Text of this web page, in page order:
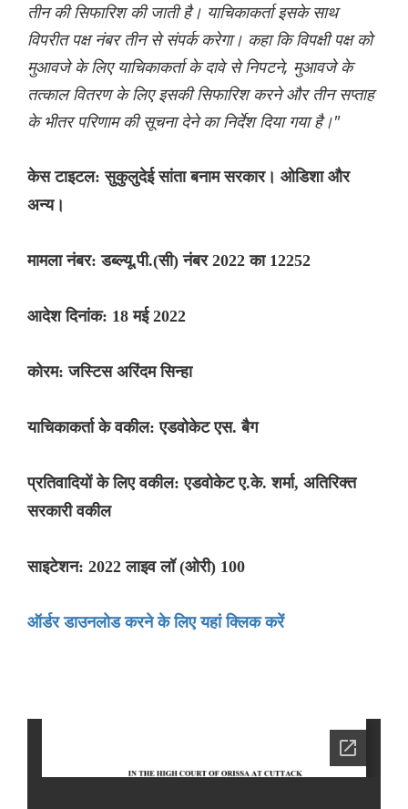
तीन की सिफारिश की जाती है। याचिकाकर्ता इसके साथ
विपरीत पक्ष नंबर तीन से संपर्क करेगा। कहा कि विपक्षी पक्ष को
मुआवजे के लिए याचिकाकर्ता के दावे से निपटने, मुआवजे के
तत्काल वितरण के लिए इसकी सिफारिश करने और तीन सप्ताह
के भीतर परिणाम की सूचना देने का निर्देश दिया गया है।"
केस टाइटल: सुकुलुदेई सांता बनाम सरकार। ओडिशा और
अन्य।
मामला नंबर: डब्ल्यू.पी.(सी) नंबर 2022 का 12252
आदेश दिनांक: 18 मई 2022
कोरम: जस्टिस अरिंदम सिन्हा
याचिकाकर्ता के वकील: एडवोकेट एस. बैग
प्रतिवादियों के लिए वकील: एडवोकेट ए.के. शर्मा, अतिरिक्त
सरकारी वकील
साइटेशन: 2022 लाइव लॉ (ओरी) 100
ऑर्डर डाउनलोड करने के लिए यहां क्लिक करें